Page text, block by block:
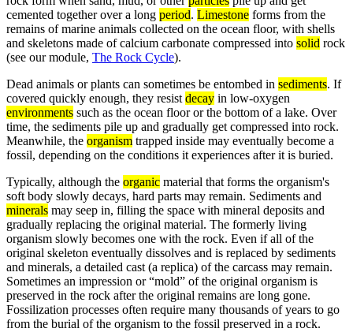
cemented together over a long period. Limestone forms from the
remains of marine animals collected on the ocean floor, with shells
and skeletons made of calcium carbonate compressed into solid rock
(see our module, The Rock Cycle).
Dead animals or plants can sometimes be entombed in sediments. If
covered quickly enough, they resistdecay in low-oxygen
environments such as the ocean floor or the bottom of a lake. Over
time, the sediments pile up and gradually get compressed into rock.
Meanwhile, the organism trapped inside may eventually become a
fossil, depending on the conditions it experiences after it is buried.
Typically, although the organic material that forms the organism's
soft body slowly decays, hard parts may remain. Sediments and
minerals may seep in, filling the space with mineral deposits and
gradually replacing the original material. The formerly living
organism slowly becomes one with the rock. Even if all of the
original skeleton eventually dissolves and is replaced by sediments
and minerals, a detailed cast (a replica) of the carcass may remain.
Sometimes an impression or “mold” of the original organism is
preserved in the rock after the original remains are long gone.
Fossilization processes often require many thousands of years to go
from the burial of the organism to the fossil preserved in a rock.